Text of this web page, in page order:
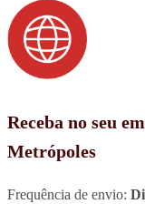
Receba no seu
Metrópoles
Frequência de envio: